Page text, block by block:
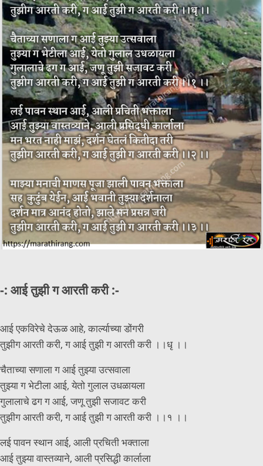
-: आई तुझी ग आरती करी :-
आई एकविरेचे देऊळ आहे, कार्ल्याच्या डोंगरी
तुझीग आरती करी, ग आई तुझी ग आरती करी ।।धृ ।।
चैताच्या सणाला ग आई तुझ्या उत्सवाला
तुझ्या ग भेटीला आई, येतो गुलाल उधळायला
गुलालाचे ढग ग आई, जणू तुझी सजावट करी
तुझीग आरती करी, ग आई तुझी ग आरती करी ।।१ ।।
लई पावन स्थान आई, आली प्रचिती भक्ताला
आई तुझ्या वास्तव्याने, आली प्रसिद्धी कार्लाला